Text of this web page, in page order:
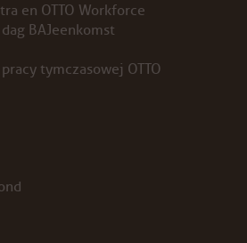
en OTTO Workforce
BAJeenkomst
tymczasowej OTTO